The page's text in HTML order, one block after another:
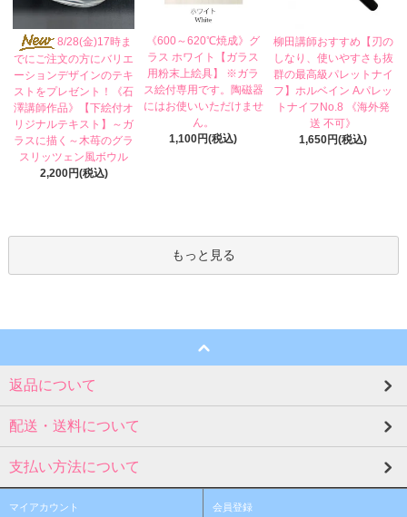
8/28(金)17時ま
でにご注文の方にバリエ
ーションデザインのテキ
ストをプレゼント！《石
澤講師作品》【下絵付オ
リジナルテキスト】～ガ
ラスに描く～木苺のグラ
スリッツェン風ボウル
2,200円(税込)
《600～620℃焼成》グ
ラス ホワイト【ガラス
用粉末上絵具】 ※ガラ
ス絵付専用です。陶磁器
にはお使いいただけませ
ん。
1,100円(税込)
柳田講師おすすめ【刃の
しなり、使いやすさも抜
群の最高級パレットナイ
フ】ホルベイン Aパレッ
トナイフNo.8 《海外発
送 不可》
1,650円(税込)
もっと見る
返品について
配送・送料について
支払い方法について
マイアカウント 会員登録